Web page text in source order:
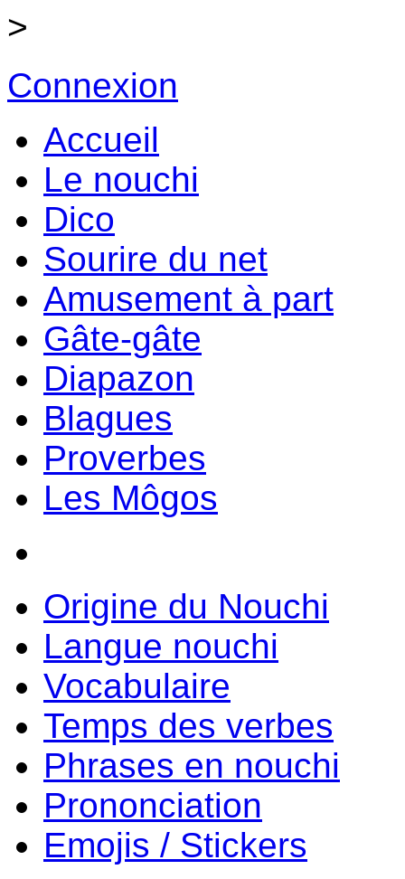
>
Connexion
Accueil
Le nouchi
Dico
Sourire du net
Amusement à part
Gâte-gâte
Diapazon
Blagues
Proverbes
Les Môgos
Origine du Nouchi
Langue nouchi
Vocabulaire
Temps des verbes
Phrases en nouchi
Prononciation
Emojis / Stickers